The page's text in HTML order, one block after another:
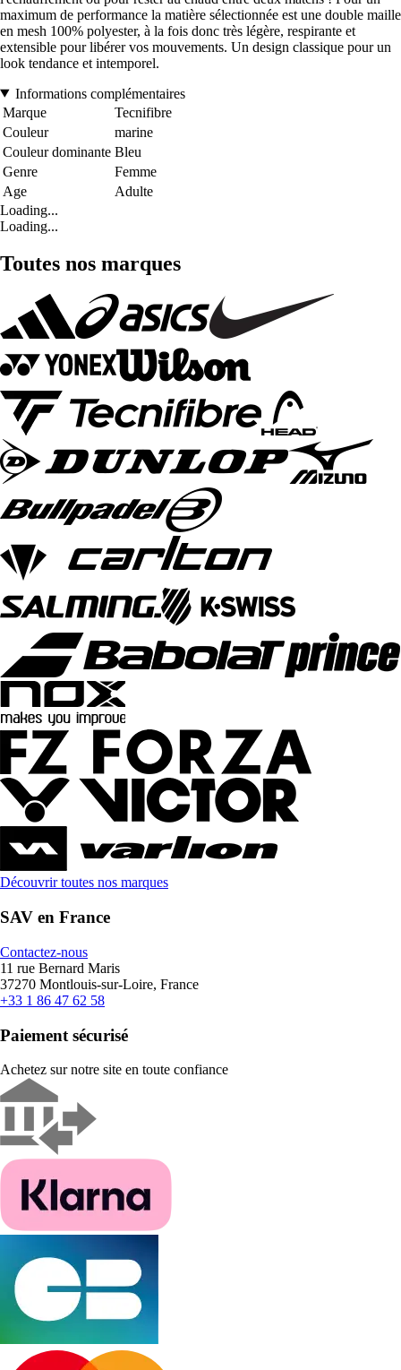
maximum de performance la matière sélectionnée est une double maille
en mesh 100% polyester, à la fois donc très légère, respirante et
extensible pour libérer vos mouvements. Un design classique pour un
look tendance et intemporel.
Informations complémentaires
Marque
Tecnifibre
Couleur
marine
Couleur dominante Bleu
Genre
Femme
Age
Adulte
Loading...
Loading...
Toutes nos marques
Découvrir toutes nos marques
SAV en France
Contactez-nous
11 rue Bernard Maris
37270 Montlouis-sur-Loire, France
+33 1 86 47 62 58
Paiement sécurisé
Achetez sur notre site en toute confiance